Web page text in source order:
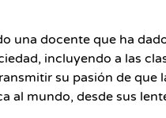
una docente que ha
incluyendo a las
su pasión de que
al mundo, desde sus